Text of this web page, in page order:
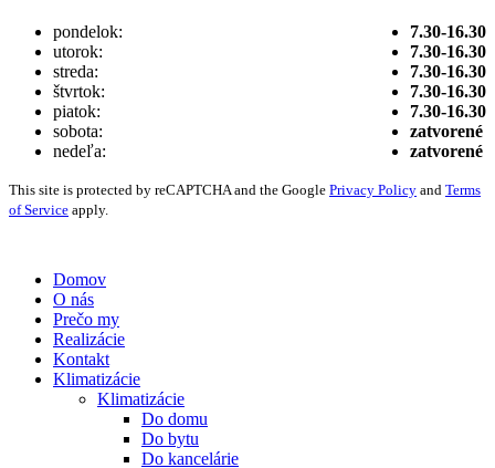
pondelok:
utorok:
streda:
štvrtok:
piatok:
sobota:
nedeľa:
7.30-16.30
7.30-16.30
7.30-16.30
7.30-16.30
7.30-16.30
zatvorené
zatvorené
This site is protected by reCAPTCHA and the Google Privacy Policy and Terms
of Service apply.
Domov
O nás
Prečo my
Realizácie
Kontakt
Klimatizácie
Klimatizácie
Do domu
Do bytu
Do kancelárie